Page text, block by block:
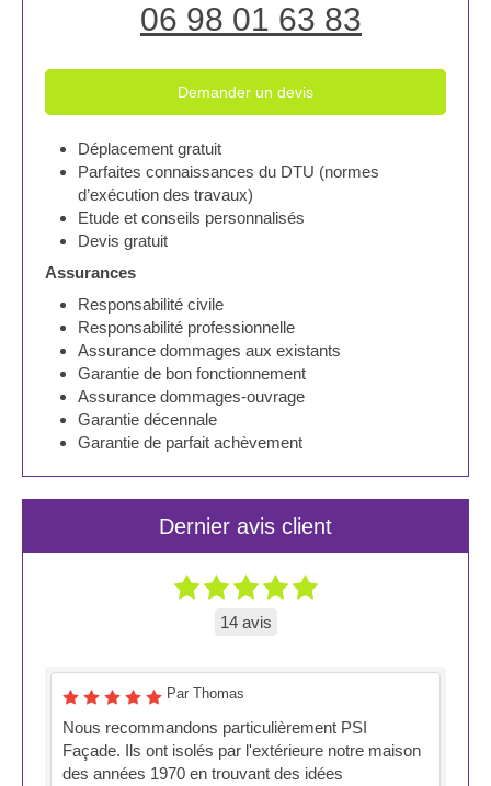
06 98 01 63 83
Demander un devis
Déplacement gratuit
Parfaites connaissances du DTU (normes
d’exécution des travaux)
Etude et conseils personnalisés
Devis gratuit
Assurances
Responsabilité civile
Responsabilité professionnelle
Assurance dommages aux existants
Garantie de bon fonctionnement
Assurance dommages-ouvrage
Garantie décennale
Garantie de parfait achèvement
Dernier avis client
14 avis
Par Thomas
Nous recommandons particulièrement PSI
Façade. Ils ont isolés par l'extérieure notre maison
des années 1970 en trouvant des idées